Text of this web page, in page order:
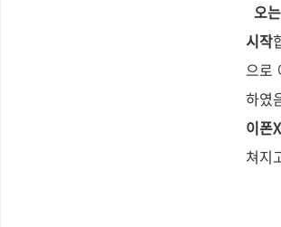
오
시작
으로
하였
이폰
쳐지